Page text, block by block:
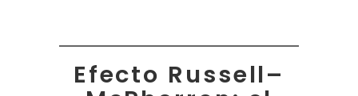
Efecto Russell–